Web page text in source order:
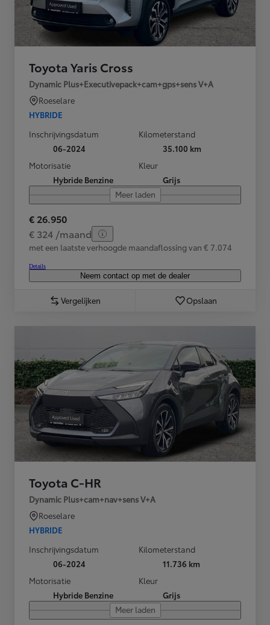
Toyota Yaris Cross
Dynamic Plus+Executivepack+cam+gps+sens V+A
Roeselare
HYBRIDE
Inschrijvingsdatum
06-2024
Kilometerstand
35.100 km
Motorisatie
Hybride Benzine
Kleur
Grijs
Meer laden
€ 26.950
€ 324 /maand
met een laatste verhoogde maandaflossing van € 7.074
Details
Neem contact op met de dealer
Vergelijken Opslaan
Toyota C-HR
Dynamic Plus+cam+nav+sens V+A
Roeselare
HYBRIDE
Inschrijvingsdatum
06-2024
Kilometerstand
11.736 km
Motorisatie
Hybride Benzine
Kleur
Grijs
Meer laden